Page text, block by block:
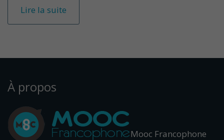
Lire la suite
À propos
Mooc Francophone